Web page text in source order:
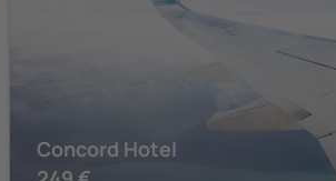
Concord Hotel